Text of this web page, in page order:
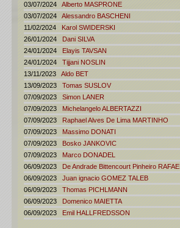
03/07/2024 Alberto MASPRONE
03/07/2024 Alessandro BASCHENI
11/02/2024 Karol SWIDERSKI
26/01/2024 Dani SILVA
24/01/2024 Elayis TAVSAN
24/01/2024 Tijjani NOSLIN
13/11/2023 Aldo BET
13/09/2023 Tomas SUSLOV
07/09/2023 Simon LANER
07/09/2023 MichelangeloALBERTAZZI
07/09/2023 Raphael Alves De Lima MARTINHO
07/09/2023 Massimo DONATI
07/09/2023 Bosko JANKOVIC
07/09/2023 Marco DONADEL
06/09/2023 De Andrade Bittencourt Pinheiro
06/09/2023 Juan ignacio GOMEZ TALEB
06/09/2023 Thomas PICHLMANN
06/09/2023 Domenico MAIETTA
06/09/2023 Emil HALLFREDSSON